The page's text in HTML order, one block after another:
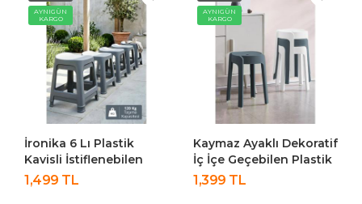
AYNIGÜN
KARGO
İronika 6 Lı Plastik
Kavisli İstiflenebilen
Ortopedik Rahat
Tabure - Gri
1,499 TL
AYNIGÜN
KARGO
Kaymaz Ayaklı Dekoratif
İç İçe Geçebilen Plastik
Tabure Mutfak Bahçe
Taburesi 4 Adet
1,399 TL